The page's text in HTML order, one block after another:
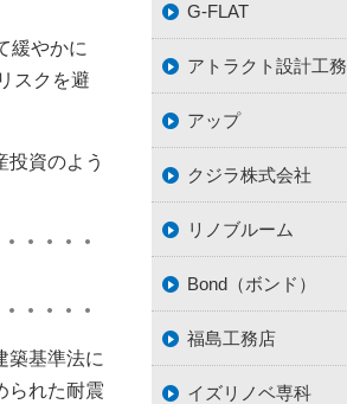
緩やかに
スクを避
投資のよう
築基準法に
られた耐震
G-FLAT
アトラクト設計工務
アップ
クジラ株式会社
リノブルーム
Bond（ボンド）
福島工務店
イズリノベ専科